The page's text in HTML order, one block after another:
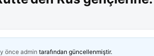
önce admin tarafından güncellenmiştir.